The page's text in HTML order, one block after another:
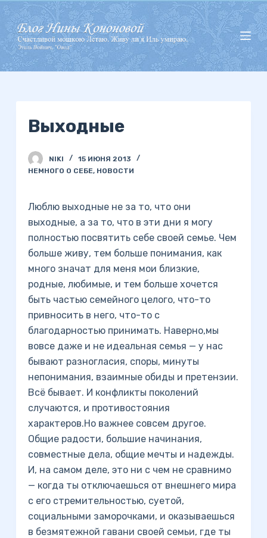
П
е
р
е
й
Выходные
NIKI
15 ИЮНЯ 2013
НЕМНОГО О СЕБЕ, НОВОСТИ
Люблю выходные не за то, что они
выходные, а за то, что в эти дни я могу
полностью посвятить себе своей семье. Чем
больше живу, тем больше понимания, как
много значат для меня мои близкие,
родные, любимые, и тем больше хочется
быть частью семейного целого, что-то
привносить в него, что-то с
благодарностью принимать. Наверно,мы
вовсе даже и не идеальная семья — у нас
бывают разногласия, споры, минуты
непонимания, взаимные обиды и претензии.
Всё бывает. И конфликты поколений
случаются, и противостояния
характеров.Но важнее совсем другое.
Общие радости, большие начинания,
совместные дела, общие мечты и надежды.
И, на самом деле, это ни с чем не сравнимо
— когда ты отключаешься от внешнего мира
с его стремительностью, суетой,
социальными заморочками, и оказываешься
в безмятежной гавани своей семьи, где ты